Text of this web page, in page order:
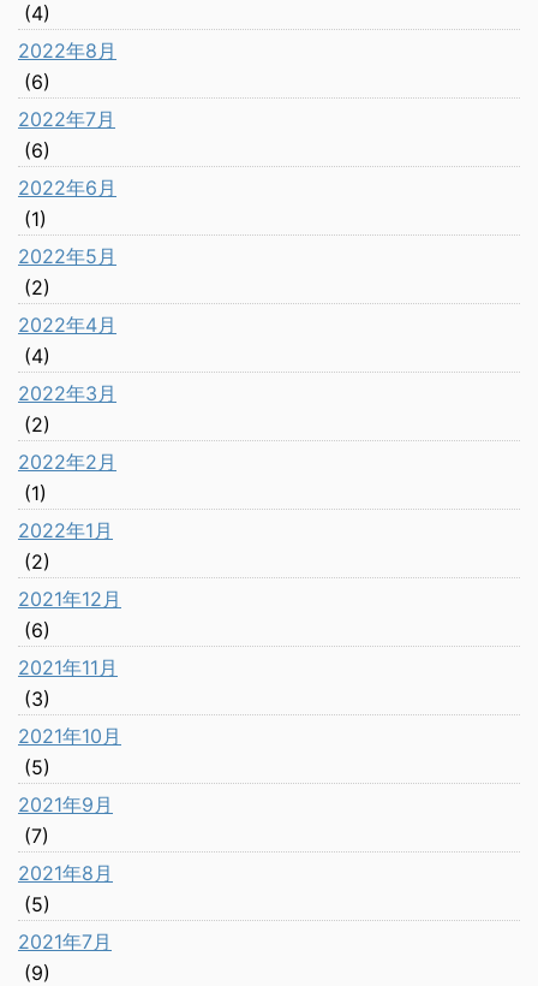
(4)
2022年8月
(6)
2022年7月
(6)
2022年6月
(1)
2022年5月
(2)
2022年4月
(4)
2022年3月
(2)
2022年2月
(1)
2022年1月
(2)
2021年12月
(6)
2021年11月
(3)
2021年10月
(5)
2021年9月
(7)
2021年8月
(5)
2021年7月
(9)